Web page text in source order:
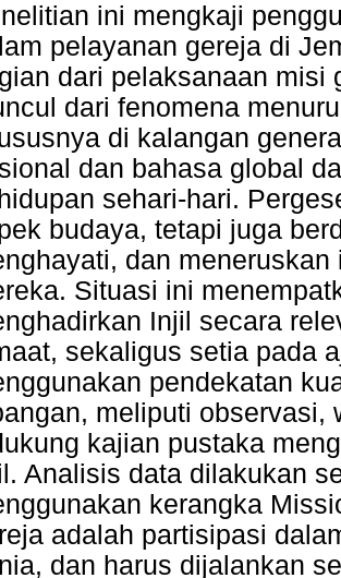
ini mengkaji
pelayanan gereja di
dari pelaksanaan misi
dari fenomena
di kalangan
dan bahasa global
sehari-hari.
budaya, tetapi juga
dan
Situasi ini
Injil secara
sekaligus setia pada
pendekatan
meliputi
kajian pustaka
Analisis data dilakukan
kerangka
adalah partisipasi
dan harus dijalankan